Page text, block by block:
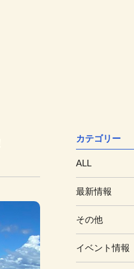
カテゴリー
ALL
最新情報
その他
イベント情報